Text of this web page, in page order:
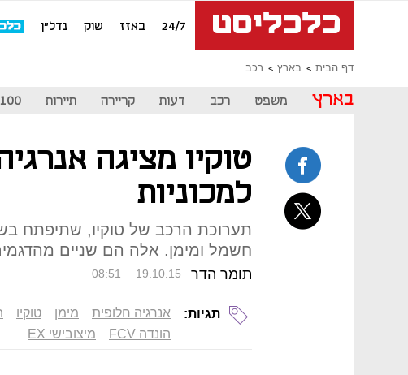
24/7 באזז שוק נדל"ן
דף הבית בארץ רכב
בארץ משפט רכב דעות קריירה תיירות
טוקיו מציגה
למכוניות
תערוכת הרכב של טוקיו, שתיפתח
חשמל ומימן. אלה הם שניים
תומר הדר 08:51 19.10.15
תגיות: אנרגיה חלופית מימן טוקיו
הונדה FCV
מיצובישי EX